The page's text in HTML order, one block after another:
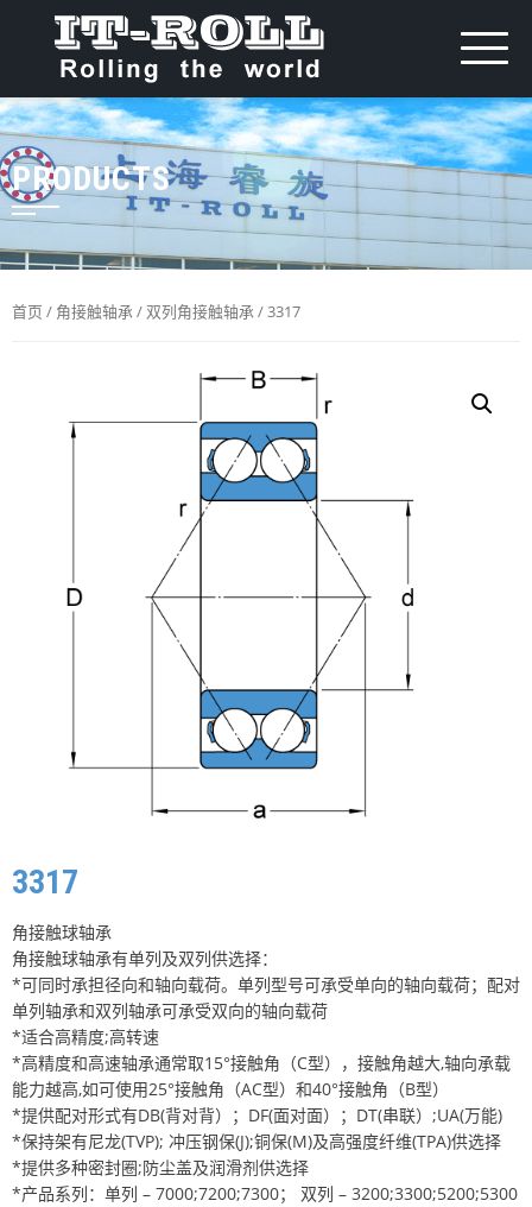
PRODUCTS
首页 / 角接触轴承/双列角接触轴承/ 3317
3317
角接触球轴承
角接触球轴承有单列及双列供选择：
*可同时承担径向和轴向载荷。单列型号可承受单向的轴向载荷；配对
单列轴承和双列轴承可承受双向的轴向载荷
*适合高精度;高转速
*高精度和高速轴承通常取15°接触角（C型），接触角越大,轴向承载
能力越高,如可使用25°接触角（AC型）和40°接触角（B型）
*提供配对形式有DB(背对背）；DF(面对面）；DT(串联）;UA(万能)
*保持架有尼龙(TVP); 冲压钢保(J);铜保(M)及高强度纤维(TPA)供选择
*提供多种密封圈;防尘盖及润滑剂供选择
*产品系列：单列 – 7000;7200;7300； 双列 – 3200;3300;5200;5300